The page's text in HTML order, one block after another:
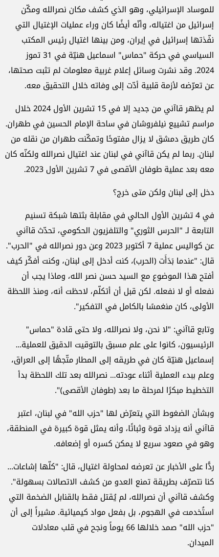
للموساد الإسرائيلي، وهو الذي كشف مكان نصرالله ومكّن
إسرائيل من اغتياله، وأنّه أيضًا كان وراء عمليات الإغتيال التي
نفّذتها إسرائيل في إيران، ومن بينها اغتيال رئيس المكتب
السياسي في حركة "حماس" اسماعيل هنيّة في 31 تموز
2024. وقد نشرت وسائل إعلام غربية معلومات لم تثبت صحتها،
عن تعرّضه لأزمة قلبية أدّت إلى وفاته خلال التحقيق معه.
لم يظهر قاآني من جديد إلا في 15 تشرين الأول 2024 خلال
مراسم تشييع نيلفروشان في ساحة الإمام الحسين في طهران.
كان طريق دمشق لا يزال مفتوحًا وتمكّنت طهران من نقله من
لبنان. ربما لم يكن قاآني في لبنان عند اغتيال نصرالله ولكنّه كان
معه بعد عملية طوفان الأقصى في 7 تشرين الأول 2023.
دخل إلى لبنان ولكن متى خرج؟
في 4 تشرين الأول الحالي في مقابلة بثتها شبكة تسنيم
التابعة لـ "الحرس الثوري" والتلفزيون الحكومي، تحدّث قاآني
عن كواليس عملية 7 أكتوبر 2023 وعن دور نصرالله في "الحرب".
قال: "عندما بَدَأَت (الحرب)، كنت أدخل إلى لبنان، وكنت أفكّر كيف
أفتح هذا الموضوع مع السيد حسن نصر الله، وماذا يجب أن
نفعله أو لا نفعله. لكن قبل أن أتكلّم، لاحظت أنه، ومنذ اللحظة
الأولى، كان منغمسًا بالكامل في التفكير".
وتابع قاآني: "لا نحن، ولا نصرالله، ولا حتى قادة "حماس"
الرئيسيون، كانوا على علم مسبق بالتوقيت الدقيق للعملية...
إسماعيل هنيّة كان في طريقه إلى المطار متّجهًا إلى العراق،
وعلم ببدء العملية أثناء عودته... نصرالله بعد تلك اللحظة بدأ
التخطيط مبكرًا لمرحلة ما بعد (طوفان الأقصى)".
وبشأن الضغوط التي يتعرّض لها "حزب الله" في لبنان، اعتبر
قاآني أنه يزداد قوة وثباتًا، وأنه يمثل قوة كبيرة في المنطقة،
وهو في صعود سريع لا يمكن كسره أو إضعافه.
ردًّا على الأخبار عن تعرضه لمحاولة اغتيال، قال: "كلّها إشاعات...
كنا نتصرّف بطريقة تمنع العدو من كشف الاتصالات بسهولة".
وكشف قاآني أن نصرالله، لم يُقتل فقط بالقنابل الضخمة التي
استُخدمت في الهجوم، بل بفعل مواد كيميائية. مشيراً إلى أن
"حزب الله" صمد خلالها 66 يوماً ونجح في قلب معادلات
الميدان.